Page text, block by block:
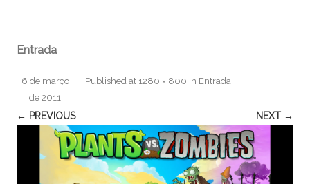
Entrada
Published
6 de março
de 2011
at 1280 × 800 in Entrada
← PREVIOUS NEXT →